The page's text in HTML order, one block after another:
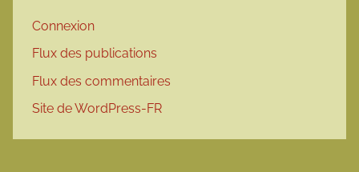
Connexion
Flux des publications
Flux des commentaires
Site de WordPress-FR